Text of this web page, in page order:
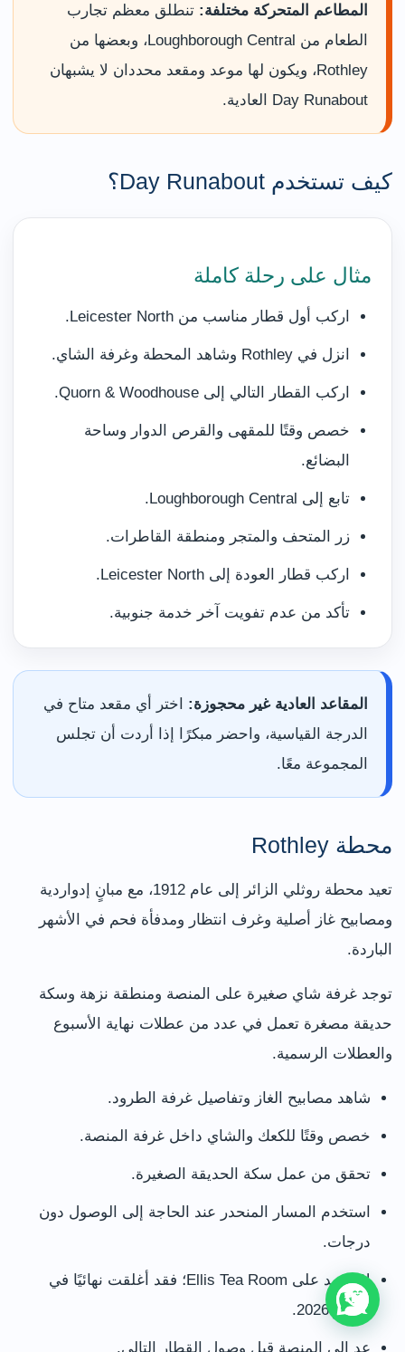
المطاعم المتحركة مختلفة: تنطلق معظم تجارب
الطعام من Loughborough Central، وبعضها من
Rothley، ويكون لها موعد ومقعد محددان لا يشبهان
Day Runabout العادية.
كيف تستخدم Day Runabout؟
مثال على رحلة كاملة
اركب أول قطار مناسب من Leicester North.
انزل في Rothley وشاهد المحطة وغرفة الشاي.
اركب القطار التالي إلى Quorn & Woodhouse.
خصص وقتًا للمقهى والقرص الدوار وساحة
البضائع.
تابع إلى Loughborough Central.
زر المتحف والمتجر ومنطقة القاطرات.
اركب قطار العودة إلى Leicester North.
تأكد من عدم تفويت آخر خدمة جنوبية.
المقاعد العادية غير محجوزة: اختر أي مقعد متاح في
الدرجة القياسية، واحضر مبكرًا إذا أردت أن تجلس
المجموعة معًا.
محطة Rothley
تعيد محطة روثلي الزائر إلى عام 1912، مع مبانٍ إدواردية
ومصابيح غاز أصلية وغرف انتظار ومدفأة فحم في الأشهر
الباردة.
توجد غرفة شاي صغيرة على المنصة ومنطقة نزهة وسكة
حديقة مصغرة تعمل في عدد من عطلات نهاية الأسبوع
والعطلات الرسمية.
شاهد مصابيح الغاز وتفاصيل غرفة الطرود.
خصص وقتًا للكعك والشاي داخل غرفة المنصة.
تحقق من عمل سكة الحديقة الصغيرة.
استخدم المسار المنحدر عند الحاجة إلى الوصول دون
درجات.
لا تعتمد على Ellis Tea Room؛ فقد أغلقت نهائيًا في
فبراير 2026.
عد إلى المنصة قبل وصول القطار التالي.